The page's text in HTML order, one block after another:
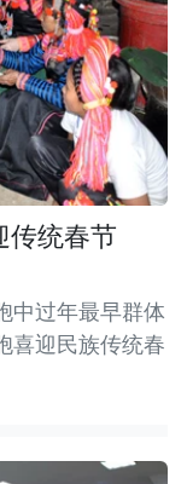
传统春节
中过年最早群体
喜迎民族传统春